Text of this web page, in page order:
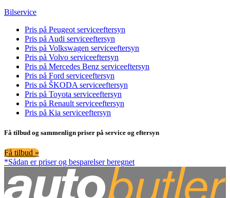
Bilservice
Pris på Peugeot serviceeftersyn
Pris på Audi serviceeftersyn
Pris på Volkswagen serviceeftersyn
Pris på Volvo serviceeftersyn
Pris på Mercedes Benz serviceeftersyn
Pris på Ford serviceeftersyn
Pris på ŠKODA serviceeftersyn
Pris på Toyota serviceeftersyn
Pris på Renault serviceeftersyn
Pris på Kia serviceeftersyn
Få tilbud og sammenlign priser på service og eftersyn
Få tilbud »
*Sådan er priser og besparelser beregnet